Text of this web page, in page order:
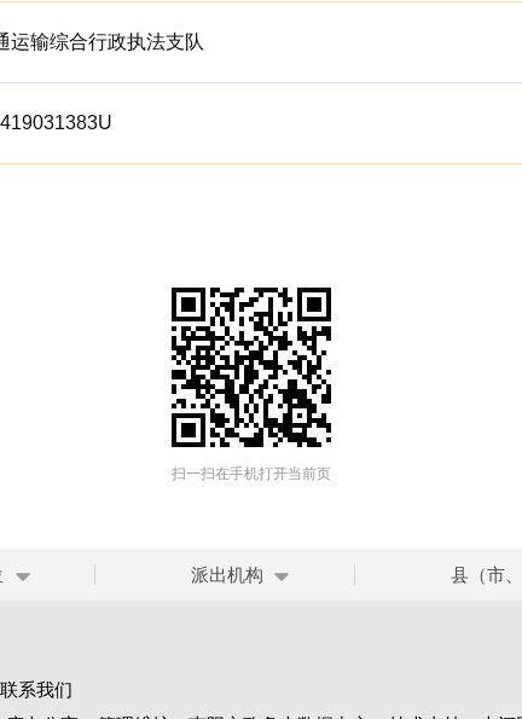
运输综合行政执法支队
扫一扫在手机打开当前页
派出机构 县（市
联系我们